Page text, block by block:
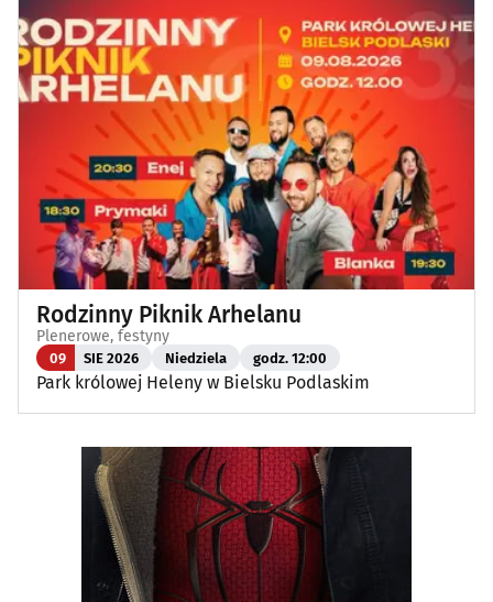
Rodzinny Piknik Arhelanu
Plenerowe, festyny
09 SIE 2026 Niedziela godz. 12:00
Park królowej Heleny w Bielsku Podlaskim